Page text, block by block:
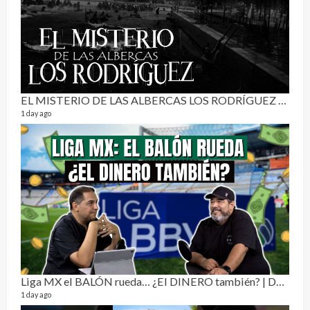
1 day ago
Liga MX el BALÓN rueda… ¿El DINERO también? | Dos Sin Cebolla 🎙️
1 day ago